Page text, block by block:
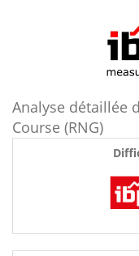
Analyse détaillée
Course (RNG)